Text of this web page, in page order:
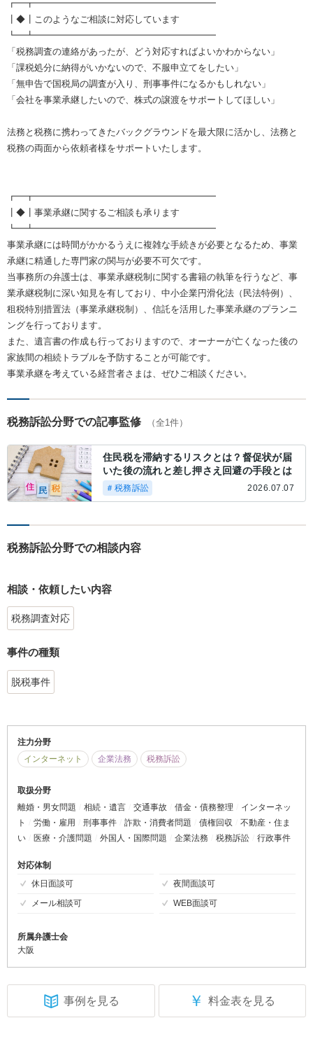
┏━┳━━━━━━━━━━━━━━━━━━━━
┃◆┃このようなご相談に対応しています
┗━┻━━━━━━━━━━━━━━━━━━━━
「税務調査の連絡があったが、どう対応すればよいかわからない」
「課税処分に納得がいかないので、不服申立てをしたい」
「無申告で国税局の調査が入り、刑事事件になるかもしれない」
「会社を事業承継したいので、株式の譲渡をサポートしてほしい」
法務と税務に携わってきたバックグラウンドを最大限に活かし、法務と
税務の両面から依頼者様をサポートいたします。
┏━┳━━━━━━━━━━━━━━━━━━━━
┃◆┃事業承継に関するご相談も承ります
┗━┻━━━━━━━━━━━━━━━━━━━━
事業承継には時間がかかるうえに複雑な手続きが必要となるため、事業
承継に精通した専門家の関与が必要不可欠です。
当事務所の弁護士は、事業承継税制に関する書籍の執筆を行うなど、事
業承継税制に深い知見を有しており、中小企業円滑化法（民法特例）、
租税特別措置法（事業承継税制）、信託を活用した事業承継のプランニ
ングを行っております。
また、遺言書の作成も行っておりますので、オーナーが亡くなった後の
家族間の相続トラブルを予防することが可能です。
事業承継を考えている経営者さまは、ぜひご相談ください。
税務訴訟分野での記事監修 （全1件）
住民税を滞納するリスクとは？督促状が届
いた後の流れと差し押さえ回避の手段とは
＃税務訴訟 2026.07.07
税務訴訟分野での相談内容
相談・依頼したい内容
税務調査対応
事件の種類
脱税事件
注力分野
インターネット
企業法務 税務訴訟
取扱分野
離婚・男女問題
相続・遺言 交通事故 借金・債務整理
インターネッ
ト
労働・雇用 刑事事件 詐欺・消費者問題 債権回収
不動産・住ま
い
医療・介護問題 外国人・国際問題 企業法務 税務訴訟 行政事件
対応体制
休日面談可
夜間面談可
メール相談可
WEB面談可
所属弁護士会
大阪
事例を見る ￥ 料金表を見る